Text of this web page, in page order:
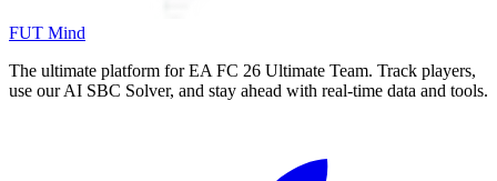
FUT Mind
The ultimate platform for EA FC 26 Ultimate Team. Track players,
use our AI SBC Solver, and stay ahead with real-time data and tools.